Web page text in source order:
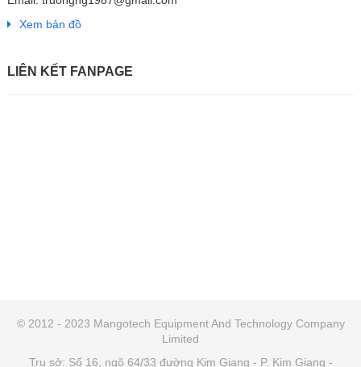
Xem bản đồ
LIÊN KẾT FANPAGE
© 2012 - 2023 Mangotech Equipment And Technology Company
Limited
Trụ sở: Số 16, ngõ 64/33 đường Kim Giang - P. Kim Giang -